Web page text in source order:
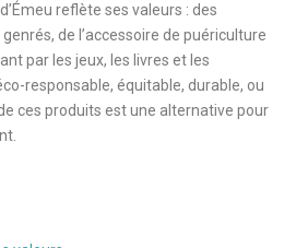
reflète ses valeurs : des
de l’accessoire de puériculture
par les jeux, les livres et les
responsable, équitable, durable, ou
ces produits est une alternative pour